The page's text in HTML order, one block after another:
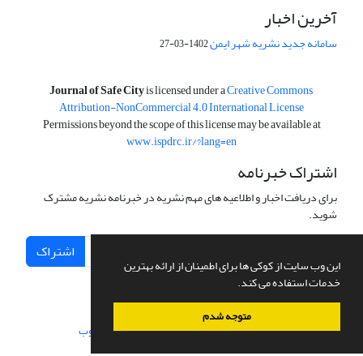
این وب سایت از کوکی ها برای اطمینان از ارائه بهترین
خدمات استفاده می کند.
متوجه شدم
آخرین اخبار
سامانه جدید نشریه شهر ایمن1402-03-27
Journal of Safe City
is licensed under aCreative Commons
Attribution-NonCommercial 4.0 International License
Permissions beyond the scope of this license may be available at
www.ispdrc.ir/?lang=en
اشتراک خبرنامه
برای دریافت اخبار و اطلاعیه های مهم نشریه در خبرنامه نشریه مشترک
شوید.
اشتراک
سامانه مدیریت نشریات علمی.طراحی و پیاده سازی از سیناوب